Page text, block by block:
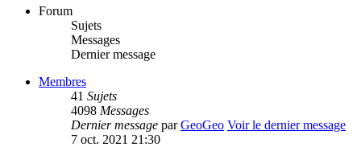
Forum
Sujets
Messages
Dernier message
Membres
41 Sujets
4098 Messages
Dernier message parGeoGeo Voir le dernier message
7 oct. 2021 21:30